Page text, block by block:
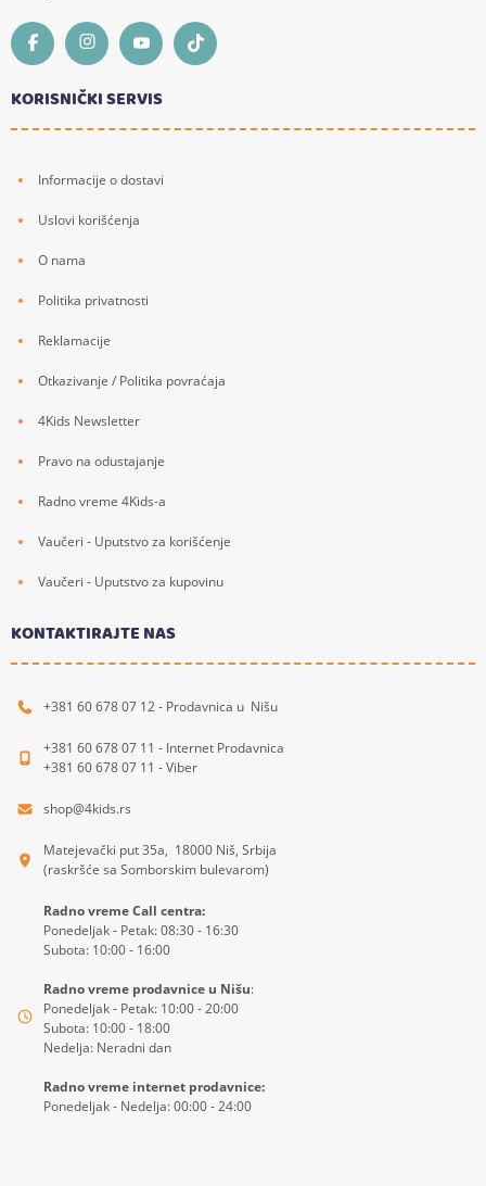
KORISNIČKI SERVIS
Informacije o dostavi
Uslovi korišćenja
O nama
Politika privatnosti
Reklamacije
Otkazivanje / Politika povraćaja
4Kids Newsletter
Pravo na odustajanje
Radno vreme 4Kids-a
Vaučeri - Uputstvo za korišćenje
Vaučeri - Uputstvo za kupovinu
KONTAKTIRAJTE NAS
+381 60 678 07 12 - Prodavnica u Nišu
+381 60 678 07 11 - Internet Prodavnica
+381 60 678 07 11 - Viber
shop@4kids.rs
Matejevački put 35a, 18000 Niš, Srbija
(raskršće sa Somborskim bulevarom)
Radno vreme Call centra:
Ponedeljak - Petak: 08:30 - 16:30
Subota: 10:00 - 16:00
Radno vreme prodavnice u Nišu:
Ponedeljak - Petak: 10:00 - 20:00
Subota: 10:00 - 18:00
Nedelja: Neradni dan
Radno vreme internet prodavnice:
Ponedeljak - Nedelja: 00:00 - 24:00